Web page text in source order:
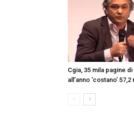
Cgia, 35 mila pagine
all’anno ‘costano’